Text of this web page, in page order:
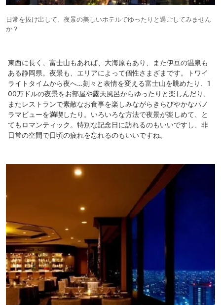
日常を抜け出して、夜景の美しいホテルでゆったりと過ごしてみません
か？
東西に長く、富士山もあれば、大海原もあり、また伊豆の温泉も
ある静岡県。夜景も、エリアによって個性さまざまです。トワイ
ライトタイムから夜へ…刻々と表情を変える富士山を眺めたり、1
00万ドルの夜景をお部屋や露天風呂からゆったりと楽しんだり、
またレストランで素敵なお食事を楽しみながらきらびやかなパノ
ラマビューを満喫したり。いろいろな方法で夜景が楽しめて、と
てもロマンティック。特別な記念日に訪れるのもいいですし、非
日常の空間で日頃の疲れを忘れるのもいいですね。